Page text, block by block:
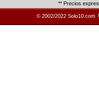
** Precios
© 2002/2022 Solo10.com